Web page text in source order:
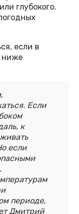
глубокого.
если в
ниже
Если
к
если
периоде,
Дмитрий